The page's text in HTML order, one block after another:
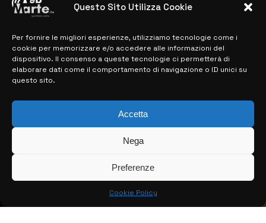
Questo Sito Utilizza Cookie
Per fornire le migliori esperienze, utilizziamo tecnologie come i
cookie per memorizzare e/o accedere alle informazioni del
dispositivo. Il consenso a queste tecnologie ci permetterà di
elaborare dati come il comportamento di navigazione o ID unici su
questo sito.
Accetta
Nega
Preferenze
Cookie Policy
MAPPA DEL SITO
> NOTIZIE